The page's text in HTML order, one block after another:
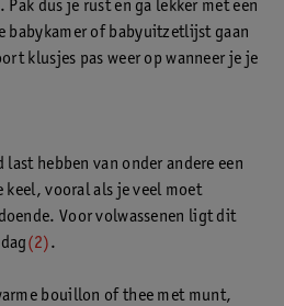
dus je rust en ga lekker met een
babykamer of babyuitzetlijst gaan
klusjes pas weer op wanneer je je
hebben van onder andere een
vooral als je veel moet
Voor volwassenen ligt dit
(2).
bouillon of thee met munt,